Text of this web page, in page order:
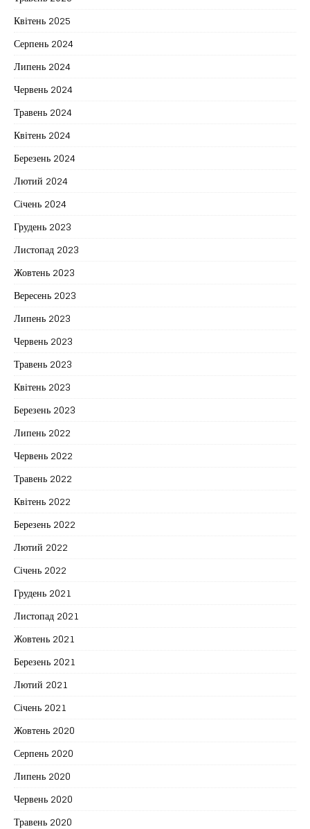
Квітень 2025
Серпень 2024
Липень 2024
Червень 2024
Травень 2024
Квітень 2024
Березень 2024
Лютий 2024
Січень 2024
Грудень 2023
Листопад 2023
Жовтень 2023
Вересень 2023
Липень 2023
Червень 2023
Травень 2023
Квітень 2023
Березень 2023
Липень 2022
Червень 2022
Травень 2022
Квітень 2022
Березень 2022
Лютий 2022
Січень 2022
Грудень 2021
Листопад 2021
Жовтень 2021
Березень 2021
Лютий 2021
Січень 2021
Жовтень 2020
Серпень 2020
Липень 2020
Червень 2020
Травень 2020